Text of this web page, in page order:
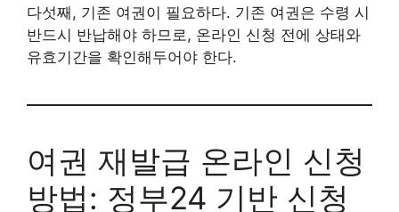
다섯째, 기존 여권이 필요하다. 기존 여권은 수령 시
반드시 반납해야 하므로, 온라인 신청 전에 상태와
유효기간을 확인해두어야 한다.
여권 재발급 온라인 신청
방법: 정부24 기반 신청